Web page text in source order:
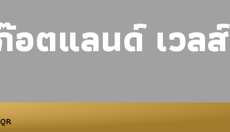
ตแลนด์ เวลส์